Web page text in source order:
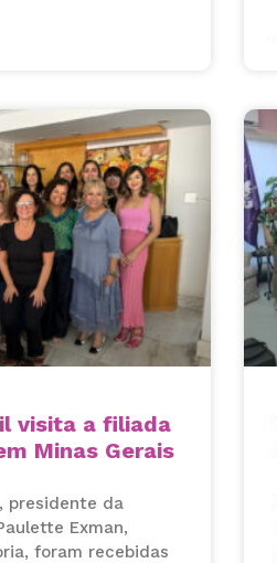
visita a filiada
Minas Gerais
presidente da
Exman,
foram recebidas